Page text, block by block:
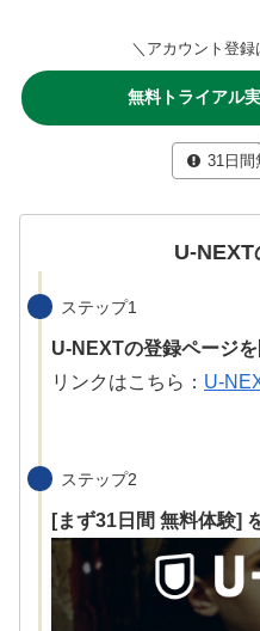
＼アカウント登
無料トライアル
31日間
U-
ステップ1
U-NEXTの登録ページを
リンクはこちら： U-
ステップ2
[まず31日間 無料体験]